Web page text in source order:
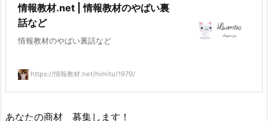
情報教材.net | 情報教材のやばい裏
話など
情報教材のやばい裏話など
https://情報教材.net/himitu/1979/
あなたの商材 募集します！